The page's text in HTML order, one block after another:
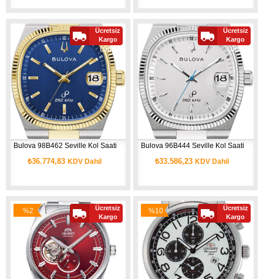
Bulova 98B462 Seville Kol Saati
₺36.774,83 KDV Dahil
Ücretsiz
Kargo
Yeni
Ürün
Bulova 96B444 Seville Kol Saati
₺33.586,23KDV Dahil
Ücretsiz
Kargo
Yeni
Ürün
%2
İndirim
Ücretsiz
Kargo
%10
İndirim
Ücretsiz
Kargo